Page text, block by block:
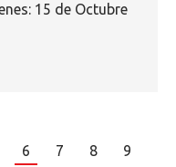
15 de Octubre
6 7 8
9